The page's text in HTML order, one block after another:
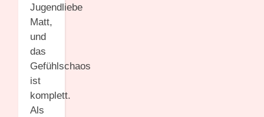
Jugendliebe
Matt,
und
das
Gefühlschaos
ist
komplett.
Als